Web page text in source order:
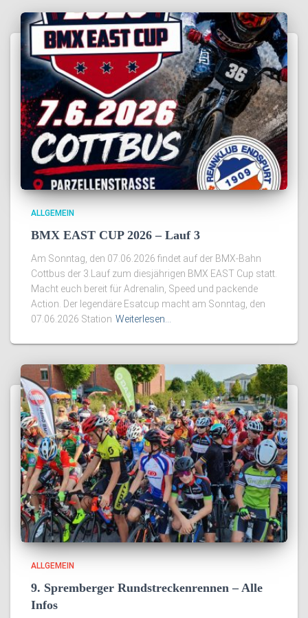
ALLGEMEIN
BMX EAST CUP 2026 – Lauf 3
Am Sonntag, den 07.06.2026 findet auf der BMX-Bahn
Cottbus der 3.Lauf zum diesjährigen BMX EAST Cup statt.
Macht euch bereit für Adrenalin, Speed und packende
Action. Der legendäre Esatcup macht am Sonntag, den
07.06.2026 Station Weiterlesen…
ALLGEMEIN
9. Spremberger Rundstreckenrennen – Alle
Infos